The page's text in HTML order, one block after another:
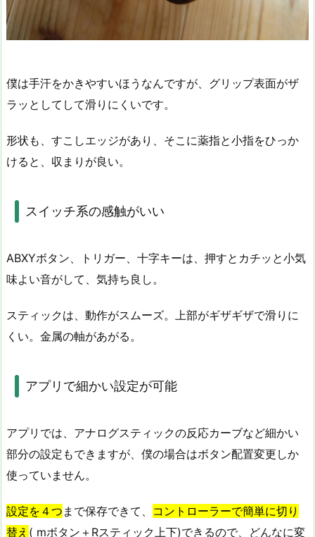
僕は手汗をかきやすいほうなんですが、グリップ表面がザ
ラッとしてして滑りにくいです。
形状も、すこしエッジがあり、そこに薬指と小指をひっか
けると、収まりが良い。
スイッチ系の感触がいい
ABXYボタン、トリガー、十字キーは、押すとカチッと小気
味よい音がして、気持ち良し。
スティックは、動作がスムーズ。上部がギザギザで滑りに
くい。金属の軸があがる。
アプリで細かい設定が可能
アプリでは、アナログスティックの反応カーブなど細かい
部分の設定もできますが、僕の場合はボタン配置変更しか
使っていません。
設定を４つ まで保存できて、 コントローラーで簡単に切り
替え ( mボタン＋Rスティック上下)できるので、どんなに変